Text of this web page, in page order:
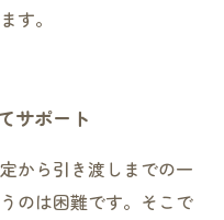
す。
サポート
から引き渡しまでの一
のは困難です。そこで